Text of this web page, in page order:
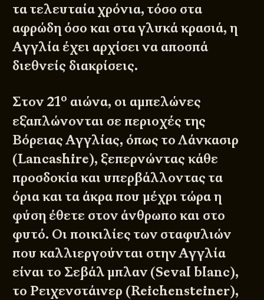
τα τελευταία χρόνια, τόσο στα
αφρώδη όσο και στα γλυκά κρασιά, η
Αγγλία έχει αρχίσει να αποσπά
διεθνείς διακρίσεις.
Στον 21ο αιώνα, οι αμπελώνες
εξαπλώνονται σε περιοχές της
Βόρειας Αγγλίας, όπως το Λάνκασιρ
(Lancashire), ξεπερνώντας κάθε
προσδοκία και υπερβάλλοντας τα
όρια και τα άκρα που μέχρι τώρα η
φύση έθετε στον άνθρωπο και στο
φυτό. Οι ποικιλίες των σταφυλιών
που καλλιεργούνται στην Αγγλία
είναι το Σεβάλ μπλαν (Seval blanc),
το Ρειχενστάινερ (Reichensteiner),